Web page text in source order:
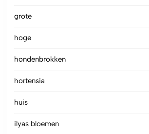
grote
hoge
hondenbrokken
hortensia
huis
ilyas bloemen